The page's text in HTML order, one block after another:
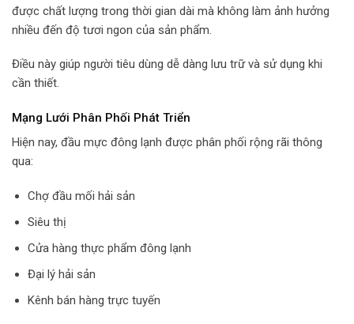
được chất lượng trong thời gian dài mà không làm ảnh hưởng
nhiều đến độ tươi ngon của sản phẩm.
Điều này giúp người tiêu dùng dễ dàng lưu trữ và sử dụng khi
cần thiết.
Mạng Lưới Phân Phối Phát Triển
Hiện nay, đầu mực đông lạnh được phân phối rộng rãi thông
qua:
Chợ đầu mối hải sản
Siêu thị
Cửa hàng thực phẩm đông lạnh
Đại lý hải sản
Kênh bán hàng trực tuyến